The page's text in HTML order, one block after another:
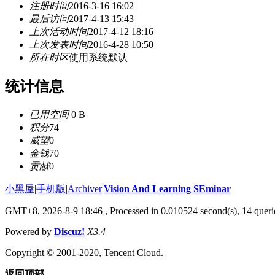
注册时间2016-3-16 16:02
最后访问2017-4-13 15:43
上次活动时间2017-4-12 18:16
上次发表时间2016-4-28 10:50
所在时区使用系统默认
统计信息
已用空间0 B
积分74
威望0
金钱70
贡献0
小黑屋|手机版|Archiver|Vision And Learning SEminar
GMT+8, 2026-8-9 18:46 , Processed in 0.010524 second(s), 14
Powered by Discuz! X3.4
Copyright © 2001-2020, Tencent Cloud.